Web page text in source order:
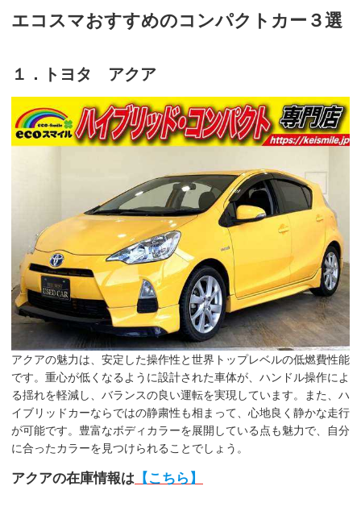
エコスマおすすめのコンパクトカー３選
１．トヨタ アクア
アクアの魅力は、安定した操作性と世界トップレベルの低燃費性能
です。重心が低くなるように設計された車体が、ハンドル操作によ
る揺れを軽減し、バランスの良い運転を実現しています。また、ハ
イブリッドカーならではの静粛性も相まって、心地良く静かな走行
が可能です。豊富なボディカラーを展開している点も魅力で、自分
に合ったカラーを見つけられることでしょう。
アクアの在庫情報は 【こちら】